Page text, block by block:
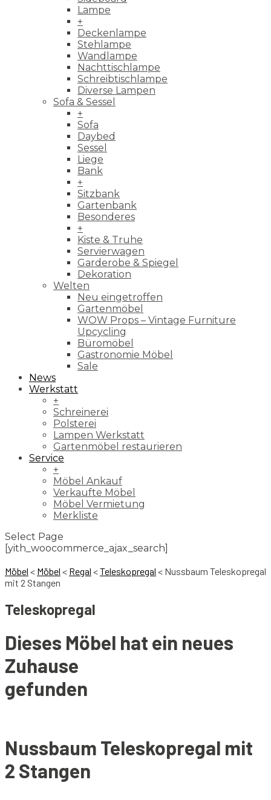
Lampe
+
Deckenlampe
Stehlampe
Wandlampe
Nachttischlampe
Schreibtischlampe
Diverse Lampen
Sofa & Sessel
+
Sofa
Daybed
Sessel
Liege
Bank
+
Sitzbank
Gartenbank
Besonderes
+
Kiste & Truhe
Servierwagen
Garderobe & Spiegel
Dekoration
Welten
Neu eingetroffen
Gartenmöbel
WOW Props – Vintage Furniture
Upcycling
Büromöbel
Gastronomie Möbel
Sale
News
Werkstatt
+
Schreinerei
Polsterei
Lampen Werkstatt
Gartenmöbel restaurieren
Service
+
Möbel Ankauf
Verkaufte Möbel
Möbel Vermietung
Merkliste
Select Page
[yith_woocommerce_ajax_search]
Möbel < Möbel < Regal <Teleskopregal < Nussbaum Teleskopregal
mit 2 Stangen
Teleskopregal
Dieses Möbel hat ein neues
Zuhause
gefunden
Nussbaum Teleskopregal mit
2 Stangen